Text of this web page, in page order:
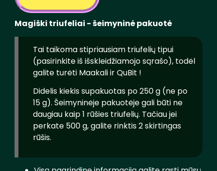
Magiški triufeliai - šeimyninė pakuotė
Tai taikoma stipriausiam triufelių tipui
(pasirinkite iš išskleidžiamojo sąrašo), todėl
galite turėti Maakali ir QuBit !
Didelis kiekis supakuotas po 250 g (ne po
15 g). Šeimyninėje pakuotėje gali būti ne
daugiau kaip 1 rūšies triufelių. Tačiau jei
perkate 500 g, galite rinktis 2 skirtingas
rūšis.